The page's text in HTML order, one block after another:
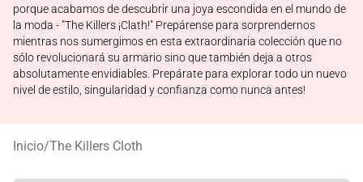
porque acabamos de descubrir una joya escondida en el mundo de
la moda - "The Killers ¡Clath!" Prepárense para sorprendernos
mientras nos sumergimos en esta extraordinaria colección que no
sólo revolucionará su armario sino que también deja a otros
absolutamente envidiables. Prepárate para explorar todo un nuevo
nivel de estilo, singularidad y confianza como nunca antes!
Inicio/The Killers Cloth